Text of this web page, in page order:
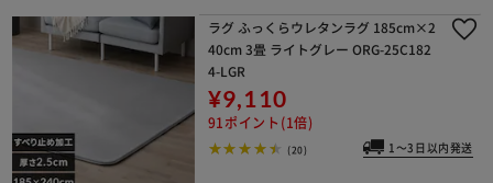
ラグ ふっくらウレタンラグ 185cm×2
40cm 3畳 ライトグレー ORG-25C182
4-LGR
¥9,110
91ポイント(1倍)
(20) 1～3日以内発送